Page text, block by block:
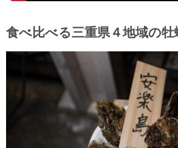
食べ比べる三重県４地域の